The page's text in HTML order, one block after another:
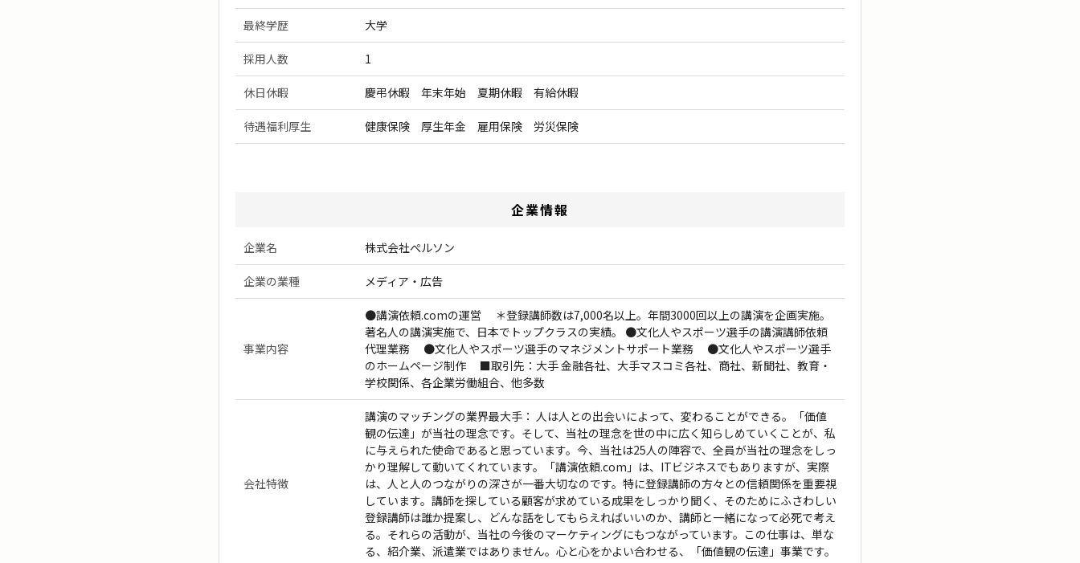
最終学歴 大学
採用人数 1
休日休暇 慶弔休暇 年末年始 夏期休暇 有給休暇
待遇福利厚生 健康保険 厚生年金 雇用保険 労災保険
企業情報
企業名 株式会社ぺルソン
企業の業種 メディア・広告
事業内容
●講演依頼.comの運営 ＊登録講師数は7,000名以上。年間3000回以上の講演を企画実施。
著名人の講演実施で、日本でトップクラスの実績。 ●文化人やスポーツ選手の講演講師依頼
代理業務 ●文化人やスポーツ選手のマネジメントサポート業務 ●文化人やスポーツ選手
のホームページ制作 ■取引先：大手 金融各社、大手マスコミ各社、商社、新聞社、教育・
学校関係、各企業労働組合、他多数
会社特徴
講演のマッチングの業界最大手： 人は人との出会いによって、変わることができる。「価値
観の伝達」が当社の理念です。そして、当社の理念を世の中に広く知らしめていくことが、私
に与えられた使命であると思っています。今、当社は25人の陣容で、全員が当社の理念をしっ
かり理解して動いてくれています。「講演依頼.com」は、ITビジネスでもありますが、実際
は、人と人のつながりの深さが一番大切なのです。特に登録講師の方々との信頼関係を重要視
しています。講師を探している顧客が求めている成果をしっかり聞く、そのためにふさわしい
登録講師は誰か提案し、どんな話をしてもらえればいいのか、講師と一緒になって必死で考え
る。それらの活動が、当社の今後のマーケティングにもつながっています。この仕事は、単な
る、紹介業、派遣業ではありません。心と心をかよい合わせる、「価値観の伝達」事業です。